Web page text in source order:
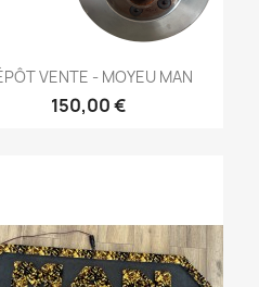
Aperçu rapide
VENTE - MOYEU MAN
150,00 €